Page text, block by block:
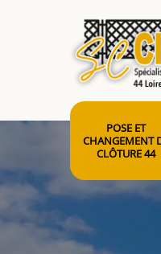
POSE ET
CHANGEMENT
CLÔTURE 44